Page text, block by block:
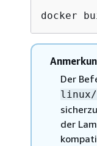
docker
Der
linux/
der